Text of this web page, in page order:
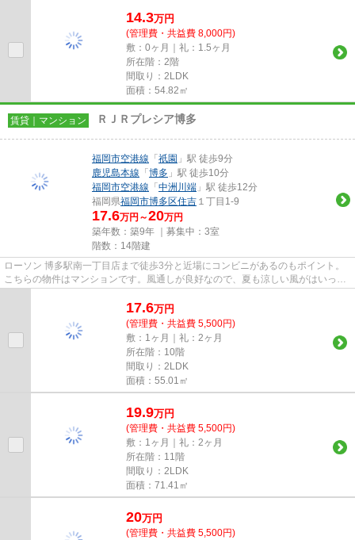
14.3万円
(管理費・共益費 8,000円)
敷：0ヶ月｜礼：1.5ヶ月
所在階：2階
間取り：2LDK
面積：54.82㎡
賃貸｜マンション ＲＪＲプレシア博多
福岡市空港線 「祇園 」駅 徒歩9分
鹿児島本線 「博多 」駅 徒歩10分
福岡市空港線 「中洲川端 」駅 徒歩12分
福岡県福岡市博多区住吉 １丁目1-9
17.6万円～20万円
築年数：築9年 ｜募集中： 3室
階数：14階建
ローソン 博多駅南一丁目店まで徒歩3分と近場にコンビニがあるのもポイント。
こちらの物件はマンションです。風通しが良好なので、夏も涼しい風がはいって
きます。共用部にはエレベー...
17.6万円
(管理費・共益費 5,500円)
敷：1ヶ月｜礼：2ヶ月
所在階：10階
間取り：2LDK
面積：55.01㎡
19.9万円
(管理費・共益費 5,500円)
敷：1ヶ月｜礼：2ヶ月
所在階：11階
間取り：2LDK
面積：71.41㎡
20万円
(管理費・共益費 5,500円)